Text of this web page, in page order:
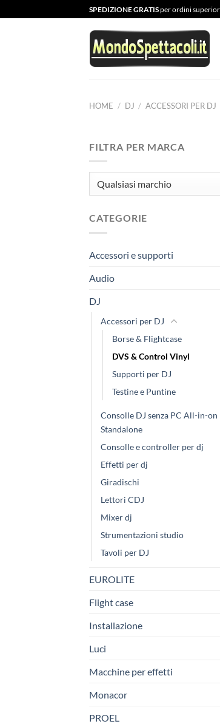
ai
SPEDIZIONE GRATISper ordini
HOME / DJ / ACCESSORI PER DJ
FILTRA PER MARCA
CATEGORIE
Accessori e supporti
Audio
DJ
Accessori per DJ
Borse & Flightcase
DVS & Control Vinyl
Supporti per DJ
Testine e Puntine
Consolle DJ senza PC All-in-on
Standalone
Consolle e controller per dj
Effetti per dj
Giradischi
Lettori CDJ
Mixer dj
Strumentazioni studio
Tavoli per DJ
EUROLITE
Flight case
Installazione
Luci
Macchine per effetti
Monacor
PROEL